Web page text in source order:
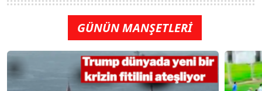
GÜNÜN MANŞETLERİ